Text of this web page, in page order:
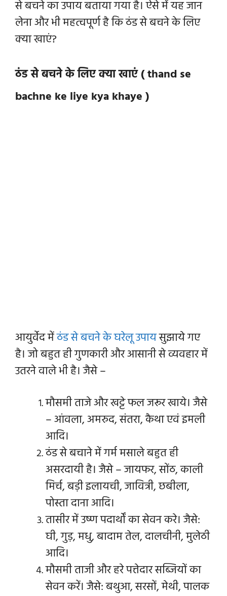
से बचने का उपाय बताया गया है। ऐसे में यह जान
लेना और भी महत्वपूर्ण है कि ठंड से बचने के लिए
क्या खाएं?
ठंड से बचने के लिए क्या खाएं ( thand se
bachne ke liye kya khaye )
आयुर्वेद मेंठंड से बचने के घरेलू उपायसुझाये गए
है। जो बहुत ही गुणकारी और आसानी से व्यवहार में
उतरने वाले भी है। जैसे –
मौसमी ताजे और खट्टे फल जरूर खाये। जैसे
– आंवला, अमरुद, संतरा, कैथा एवं इमली
आदि।
ठंड से बचाने में गर्म मसाले बहुत ही
असरदायी है। जैसे – जायफर, सोंठ, काली
मिर्च, बड़ी इलायची, जावित्री, छबीला,
पोस्ता दाना आदि।
तासीर में उष्ण पदार्थों का सेवन करे। जैसे:
घी, गुड़, मधु, बादाम तेल, दालचीनी, मुलेठी
आदि।
मौसमी ताजी और हरे पत्तेदार सब्जियों का
सेवन करें। जैसे: बथुआ, सरसों, मेथी, पालक